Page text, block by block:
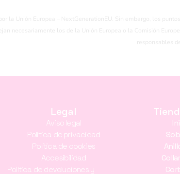
por la Unión Europea – NextGenerationEU. Sin embargo, los
necesariamente los de la Unión Europea o la Comisión
responsables
Legal
Aviso legal
Política de privacidad
Política de cookies
Accesibilidad
Política de devoluciones y